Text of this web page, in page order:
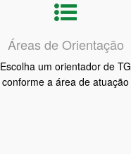
Áreas de Orientação
Escolha um orientador de TG
conforme a área de atuação